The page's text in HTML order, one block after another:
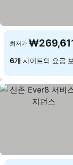
최저가
6개 사이트의 요금